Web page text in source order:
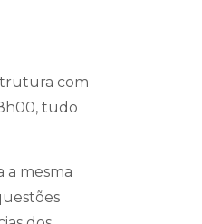
com
tudo
a mesma